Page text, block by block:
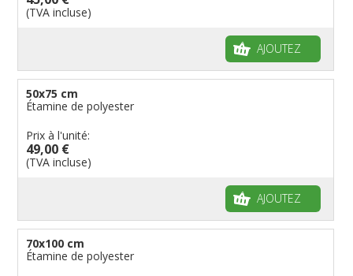
(TVA incluse)
AJOUTEZ
50x75 cm
Étamine de polyester
Prix à l'unité:
49,00 €
(TVA incluse)
AJOUTEZ
70x100 cm
Étamine de polyester